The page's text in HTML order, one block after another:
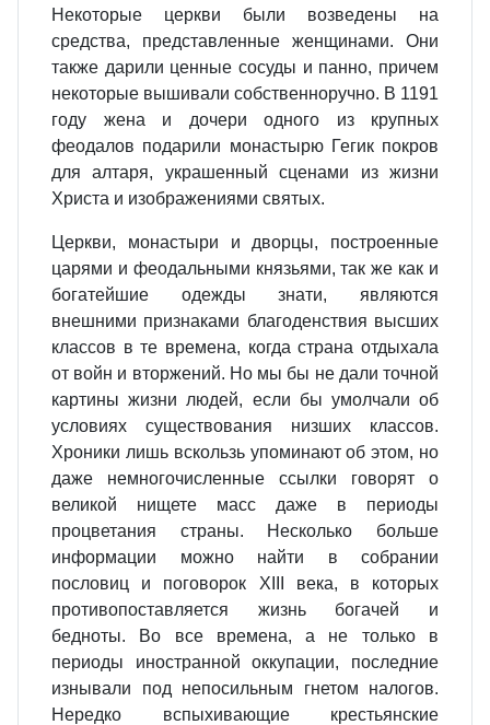
Некоторые церкви были возведены на
средства, представленные женщинами. Они
также дарили ценные сосуды и панно, причем
некоторые вышивали собственноручно. В 1191
году жена и дочери одного из крупных
феодалов подарили монастырю Гегик покров
для алтаря, украшенный сценами из жизни
Христа и изображениями святых.
Церкви, монастыри и дворцы, построенные
царями и феодальными князьями, так же как и
богатейшие одежды знати, являются
внешними признаками благоденствия высших
классов в те времена, когда страна отдыхала
от войн и вторжений. Но мы бы не дали точной
картины жизни людей, если бы умолчали об
условиях существования низших классов.
Хроники лишь вскользь упоминают об этом, но
даже немногочисленные ссылки говорят о
великой нищете масс даже в периоды
процветания страны. Несколько больше
информации можно найти в собрании
пословиц и поговорок XIII века, в которых
противопоставляется жизнь богачей и
бедноты. Во все времена, а не только в
периоды иностранной оккупации, последние
изнывали под непосильным гнетом налогов.
Нередко вспыхивающие крестьянские